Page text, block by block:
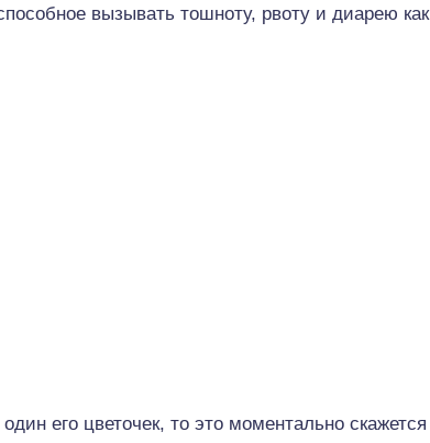
вызывать тошноту, рвоту и диарею как
его цветочек, то это моментально скажется